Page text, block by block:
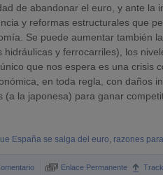
de abandonar el euro, y ante
y reformas estructurales que
Se puede aumentar también
hidráulicas y ferrocarriles), los
que nos espera es una crisis
en toda regla, con daños
(a la japonesa) para ganar
España se salga del euro, razones
Enlace Permanente